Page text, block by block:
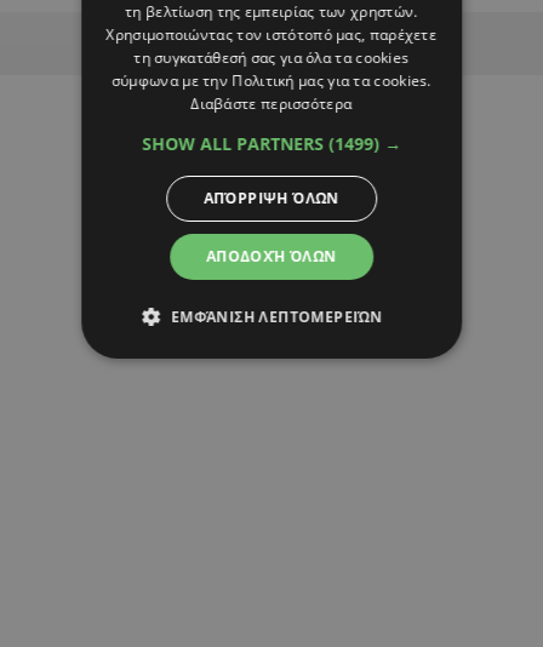
Advertisement
τη βελτίωση της εμπειρίας των χρηστών.
Χρησιμοποιώντας τον ιστότοπό μας, παρέχετε
τη συγκατάθεσή σας για όλα τα cookies
σύμφωνα με την Πολιτική μας για τα cookies.
Διαβάστε περισσότερα
SHOW ALL PARTNERS (1499) →
ΑΠΟΔΟΧΉ ΌΛΩΝ
ΑΠΌΡΡΙΨΗ ΌΛΩΝ
ΕΜΦΆΝΙΣΗ ΛΕΠΤΟΜΕΡΕΙΏΝ